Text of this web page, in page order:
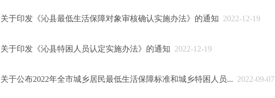
关于印发《沁县最低生活保障对象审核确认实施办法》的通知 2022-12-19
关于印发《沁县特困人员认定实施办法》的通知 2022-12-19
关于公布2022年全市城乡居民最低生活保障标准和城乡特困人员... 2022-09-07